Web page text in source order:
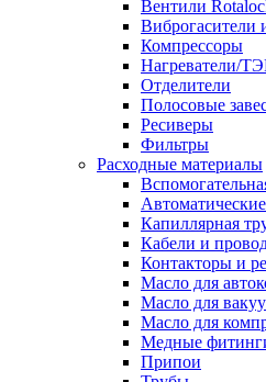
Вентили
Виброгасители
Компрессоры
Нагреватели/
Отделители
Полосовые
Ресиверы
Фильтры
Расходные материалы
Капиллярная
Кабели и
Контакторы и
Масло для
Масло для
Масло для
Медные
Припои